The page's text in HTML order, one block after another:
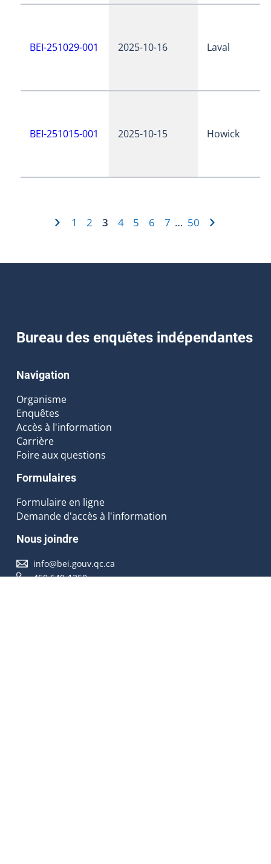
BEI-251029-001 2025-10-16 Laval
BEI-251015-001 2025-10-15 Howick
1 2 3 4 5 6 7 … 50
Bureau des enquêtes indépendantes
Navigation
Organisme
Enquêtes
Accès à l'information
Carrière
Foire aux questions
Formulaires
Formulaire en ligne
Demande d'accès à l'information
Nous joindre
info@bei.gouv.qc.ca
450 640-1350